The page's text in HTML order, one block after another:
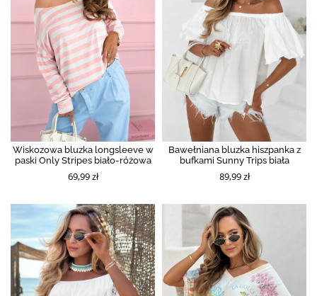
Wiskozowa bluzka longsleeve w
paski Only Stripes biało-różowa
69,99 zł
Bawełniana bluzka hiszpanka z
bufkami Sunny Trips biała
89,99 zł